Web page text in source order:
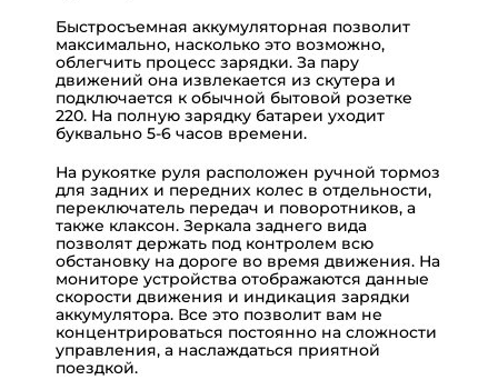
Быстросъемная аккумуляторная позволит
максимально, насколько это возможно,
облегчить процесс зарядки. За пару
движений она извлекается из скутера и
подключается к обычной бытовой розетке
220. На полную зарядку батареи уходит
буквально 5-6 часов времени.
На рукоятке руля расположен ручной тормоз
для задних и передних колес в отдельности,
переключатель передач и поворотников, а
также клаксон. Зеркала заднего вида
позволят держать под контролем всю
обстановку на дороге во время движения. На
мониторе устройства отображаются данные
скорости движения и индикация зарядки
аккумулятора. Все это позволит вам не
концентрироваться постоянно на сложности
управления, а наслаждаться приятной
поездкой.